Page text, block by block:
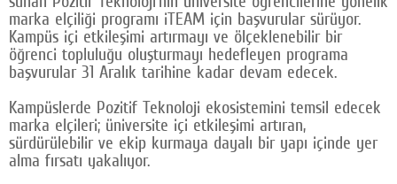
Twitter
Google Plus
© 2026 TÜM HAKLARI SAKLIDIR
marka elçiliği programı iTEAM için başvurular sürüyor.
Kampüs içi etkileşimi artırmayı ve ölçeklenebilir bir
öğrenci topluluğu oluşturmayı hedefleyen programa
başvurular 31 Aralık tarihine kadar devam edecek.
Kampüslerde Pozitif Teknoloji ekosistemini temsil edecek
marka elçileri; üniversite içi etkileşimi artıran,
sürdürülebilir ve ekip kurmaya dayalı bir yapı içinde yer
alma fırsatı yakalıyor.